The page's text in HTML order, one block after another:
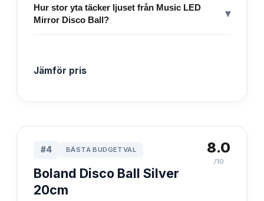
Hur stor yta täcker ljuset från Music LED
Mirror Disco Ball?
▾
Jämför pris
#4 BÄSTA BUDGETVAL
Boland Disco Ball Silver
20cm
8.0
/10